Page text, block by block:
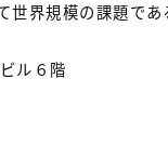
界規模の課題であ
ル６階